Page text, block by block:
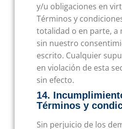
y/u obligaciones en
Términos y
totalidad o en parte, a
sin nuestro
escrito. Cualquier
en violación de esta
sin efecto.
14.
Términos y
Sin perjuicio de los